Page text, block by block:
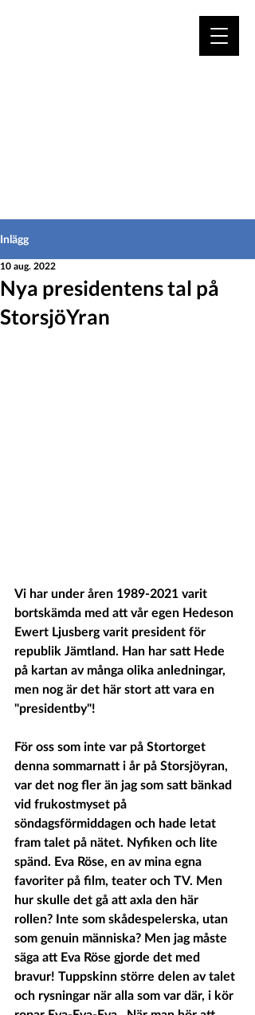
Inlägg
Nya presidentens tal på
StorsjöYran
10 aug. 2022
Vi har under åren 1989-2021 varit
bortskämda med att vår egen Hedeson
Ewert Ljusberg varit president för
republik Jämtland. Han har satt Hede
på kartan av många olika anledningar,
men nog är det här stort att vara en
"presidentby"!
För oss som inte var på Stortorget
denna sommarnatt i år på Storsjöyran,
var det nog fler än jag som satt bänkad
vid frukostmyset på
söndagsförmiddagen och hade letat
fram talet på nätet. Nyfiken och lite
spänd. Eva Röse, en av mina egna
favoriter på film, teater och TV. Men
hur skulle det gå att axla den här
rollen? Inte som skådespelerska, utan
som genuin människa? Men jag måste
säga att Eva Röse gjorde det med
bravur! Tuppskinn större delen av talet
och rysningar när alla som var där, i kör